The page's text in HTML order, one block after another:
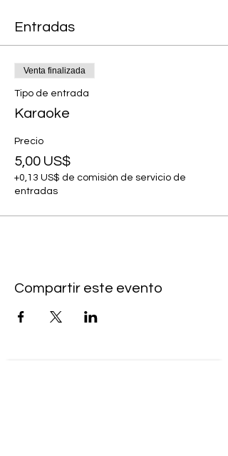
Entradas
Venta finalizada
Tipo de entrada
Karaoke
Precio
5,00 US$
+0,13 US$ de comisión de servicio de
entradas
Compartir este evento